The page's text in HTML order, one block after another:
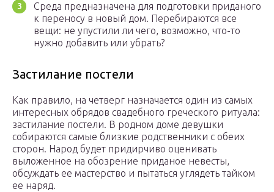
Среда предназначена для подготовки приданого
к переносу в новый дом. Перебираются все
вещи: не упустили ли чего, возможно, что-то
нужно добавить или убрать?
Застилание постели
Как правило, на четверг назначается один из самых
интересных обрядов свадебного греческого ритуала:
застилание постели. В родном доме девушки
собираются самые близкие родственники с обеих
сторон. Народ будет придирчиво оценивать
выложенное на обозрение приданое невесты,
обсуждать ее мастерство и пытаться углядеть тайком
ее наряд.